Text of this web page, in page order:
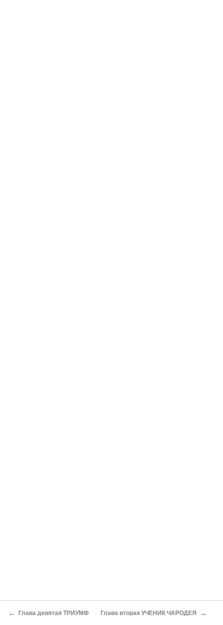
← Глава девятая ТРИУМФ Глава вторая УЧЕНИК ЧАРОДЕЯ →